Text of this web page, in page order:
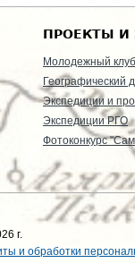
ПРОЕКТЫ И
Молодежный клуб
Географический
Экспедиции и
Экспедиции РГО
Фотоконкурс
г.
и обработки